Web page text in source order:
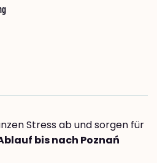
Stress ab und sorgen für
bis nach Poznań